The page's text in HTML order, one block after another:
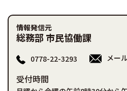
情報発信元
総務部 市民協働課
0778-22-3293 メー
受付時間